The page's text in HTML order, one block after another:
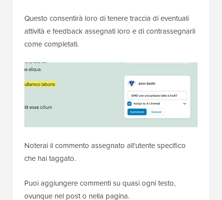
Questo consentirà loro di tenere traccia di eventuali
attività e feedback assegnati loro e di contrassegnarli
come completati.
Noterai il commento assegnato all'utente specifico
che hai taggato.
Puoi aggiungere commenti su quasi ogni testo,
ovunque nel post o nella pagina.